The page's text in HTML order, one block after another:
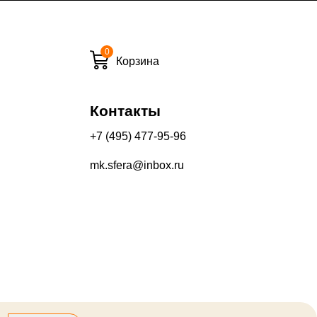
время:
0
Корзина
Контакты
+7 (495) 477-95-96
mk.sfera@inbox.ru